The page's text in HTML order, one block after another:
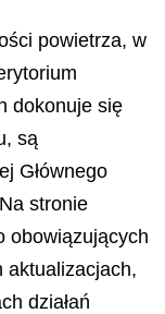
powietrza, w
dokonuje się
są
Głównego
stronie
obowiązujących
aktualizacjach,
działań